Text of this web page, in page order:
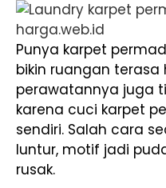
Punya karpet
bikin ruangan terasa
perawatannya juga
karena cuci karpet
sendiri. Salah cara
luntur, motif jadi
rusak.